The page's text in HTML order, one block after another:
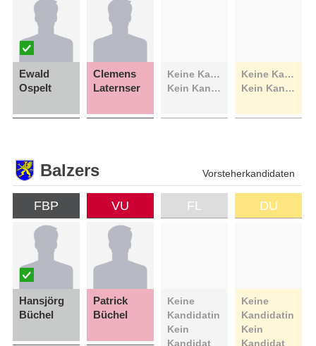
Ewald
Ospelt
Clemens
Laternser
Keine Kandidatin
Kein Kandidat
Keine Kandidatin
Kein Kandidat
Balzers Vorsteherkandidaten
FBP
Hansjörg
Büchel
VU
Patrick
Büchel
FL
Keine
Kandidatin
Kein
Kandidat
DU
Keine
Kandidatin
Kein
Kandidat